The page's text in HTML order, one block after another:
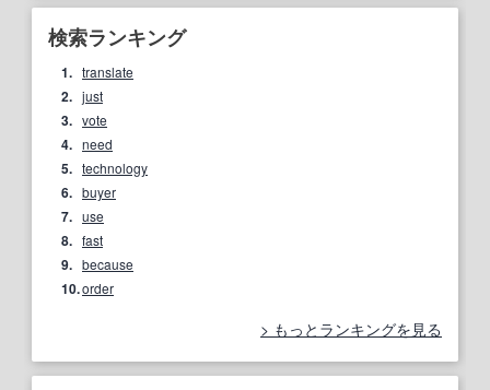
検索ランキング
1. translate
2. just
3. vote
4. need
5. technology
6. buyer
7. use
8. fast
9. because
10.order
もっとランキングを見る